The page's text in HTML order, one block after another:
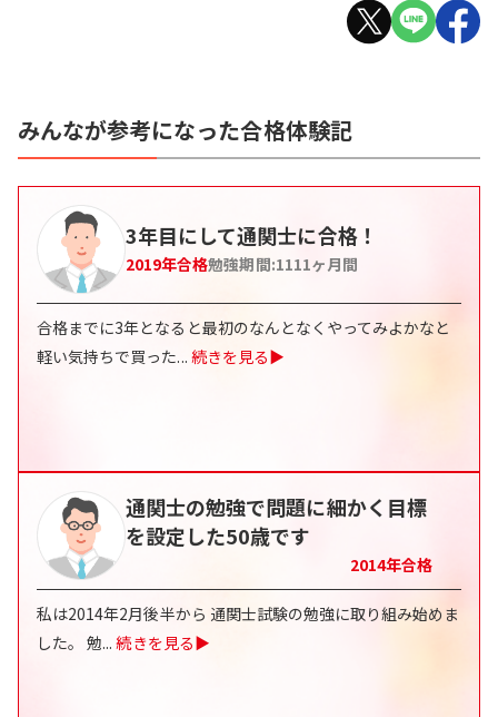
みんなが参考になった合格体験記
3年目にして通関士に合格！
2019年合格勉強期間:1111ヶ月間
合格までに3年となると最初のなんとなくやってみよかなと
軽い気持ちで買った... 続きを見る▶
通関士の勉強で問題に細かく目標
を設定した50歳です
2014年合格
私は2014年2月後半から 通関士試験の勉強に取り組み始めま
した。 勉... 続きを見る▶